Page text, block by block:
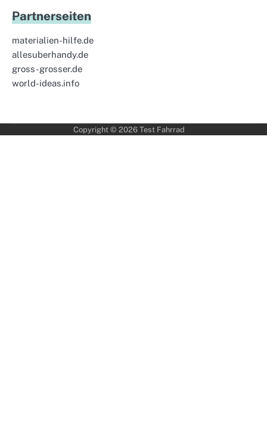
Partnerseiten
materialien-hilfe.de
allesuberhandy.de
gross-grosser.de
world-ideas.info
Copyright © 2026 Test Fahrrad